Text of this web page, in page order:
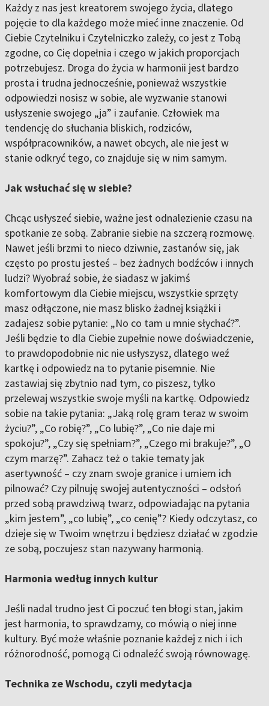
Każdy z nas jest kreatorem swojego życia, dlatego
pojęcie to dla każdego może mieć inne znaczenie. Od
Ciebie Czytelniku i Czytelniczko zależy, co jest z Tobą
zgodne, co Cię dopełnia i czego w jakich proporcjach
potrzebujesz. Droga do życia w harmonii jest bardzo
prosta i trudna jednocześnie, ponieważ wszystkie
odpowiedzi nosisz w sobie, ale wyzwanie stanowi
usłyszenie swojego „ja” i zaufanie. Człowiek ma
tendencję do słuchania bliskich, rodziców,
współpracowników, a nawet obcych, ale nie jest w
stanie odkryć tego, co znajduje się w nim samym.
Jak wsłuchać się w siebie?
Chcąc usłyszeć siebie, ważne jest odnalezienie czasu na
spotkanie ze sobą. Zabranie siebie na szczerą rozmowę.
Nawet jeśli brzmi to nieco dziwnie, zastanów się, jak
często po prostu jesteś – bez żadnych bodźców i innych
ludzi? Wyobraź sobie, że siadasz w jakimś
komfortowym dla Ciebie miejscu, wszystkie sprzęty
masz odłączone, nie masz blisko żadnej książki i
zadajesz sobie pytanie: „No co tam u mnie słychać?”.
Jeśli będzie to dla Ciebie zupełnie nowe doświadczenie,
to prawdopodobnie nic nie usłyszysz, dlatego weź
kartkę i odpowiedz na to pytanie pisemnie. Nie
zastawiaj się zbytnio nad tym, co piszesz, tylko
przelewaj wszystkie swoje myśli na kartkę. Odpowiedz
sobie na takie pytania: „Jaką rolę gram teraz w swoim
życiu?”, „Co robię?”, „Co lubię?”, „Co nie daje mi
spokoju?”, „Czy się spełniam?”, „Czego mi brakuje?”, „O
czym marzę?”. Zahacz też o takie tematy jak
asertywność – czy znam swoje granice i umiem ich
pilnować? Czy pilnuję swojej autentyczności – odsłoń
przed sobą prawdziwą twarz, odpowiadając na pytania
„kim jestem”, „co lubię”, „co cenię”? Kiedy odczytasz, co
dzieje się w Twoim wnętrzu i będziesz działać w zgodzie
ze sobą, poczujesz stan nazywany harmonią.
Harmonia według innych kultur
Jeśli nadal trudno jest Ci poczuć ten błogi stan, jakim
jest harmonia, to sprawdzamy, co mówią o niej inne
kultury. Być może właśnie poznanie każdej z nich i ich
różnorodność, pomogą Ci odnaleźć swoją równowagę.
Technika ze Wschodu, czyli medytacja